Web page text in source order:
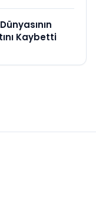
Kaybetti